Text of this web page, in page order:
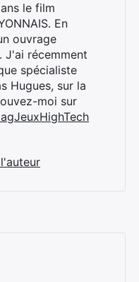
le film
En
ouvrage
J'ai récemment
spécialiste
Hugues, sur la
moi sur